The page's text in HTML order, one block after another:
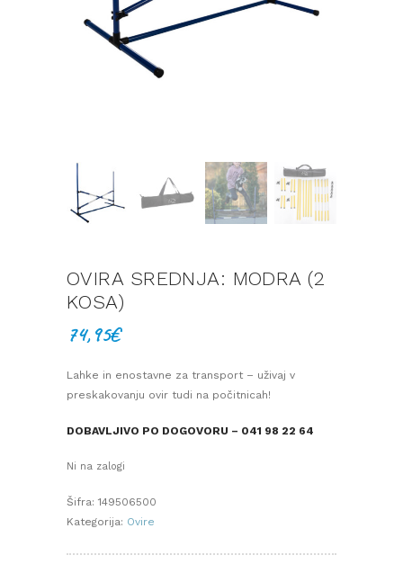
OVIRA SREDNJA: MODRA (2
KOSA)
74,95€
Lahke in enostavne za transport – uživaj v
preskakovanju ovir tudi na počitnicah!
DOBAVLJIVO PO DOGOVORU – 041 98 22 64
Ni na zalogi
Šifra: 149506500
Kategorija: Ovire